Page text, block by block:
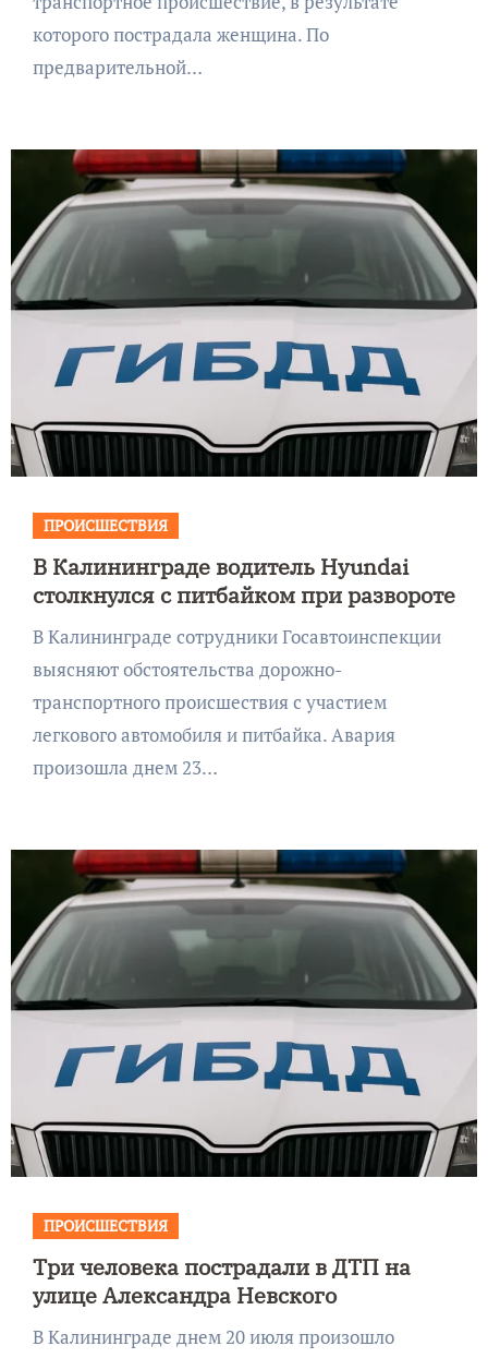
которого пострадала женщина. По
предварительной…
ПРОИСШЕСТВИЯ
В Калининграде водитель Hyundai
столкнулся с питбайком при развороте
В Калининграде сотрудники Госавтоинспекции
выясняют обстоятельства дорожно-
транспортного происшествия с участием
легкового автомобиля и питбайка. Авария
произошла днем 23…
ПРОИСШЕСТВИЯ
Три человека пострадали в ДТП на
улице Александра Невского
В Калининграде днем 20 июля произошло